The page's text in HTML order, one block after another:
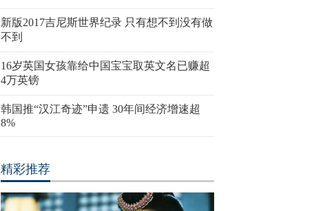
新版2017吉尼斯世界纪录 只有想不到没有做
不到
16岁英国女孩靠给中国宝宝取英文名已赚超
4万英镑
韩国推“汉江奇迹”申遗 30年间经济增速超
8%
精彩推荐